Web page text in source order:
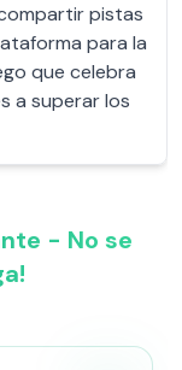
pistas
para la
que celebra
a superar los
- No se